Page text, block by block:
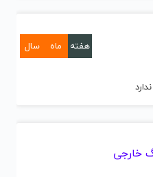
هفته ماه سال
خارجی